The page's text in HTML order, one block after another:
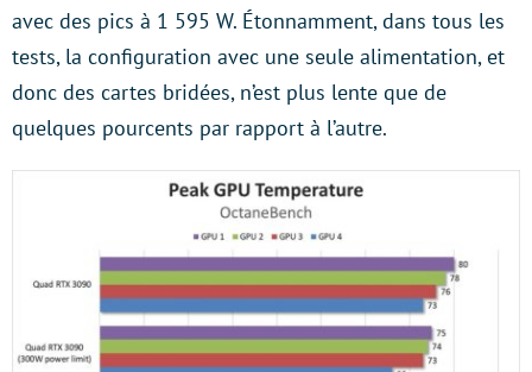
avec des pics à 1 595 W. Étonnamment, dans tous les
tests, la configuration avec une seule alimentation, et
donc des cartes bridées, n’est plus lente que de
quelques pourcents par rapport à l’autre.